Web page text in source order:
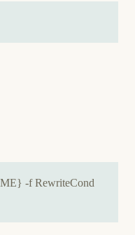
-f RewriteCond